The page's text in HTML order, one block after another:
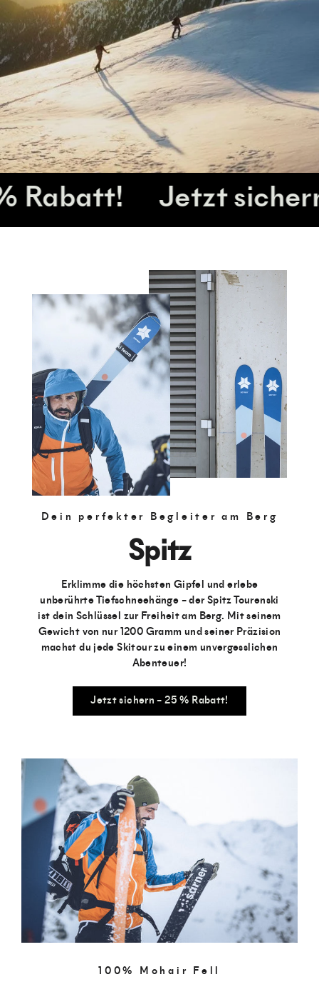
Jetzt sichern – 25
Dein perfekter Begleiter am Berg
Spitz
Erklimme die höchsten Gipfel und erlebe
unberührte Tiefschneehänge – der Spitz Tourenski
ist dein Schlüssel zur Freiheit am Berg. Mit seinem
Gewicht von nur 1200 Gramm und seiner Präzision
machst du jede Skitour zu einem unvergesslichen
Abenteuer!
Jetzt sichern – 25 % Rabatt!
100% Mohair Fell